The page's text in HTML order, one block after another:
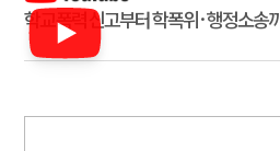
학교폭력 신고부터 학폭위·행정소송